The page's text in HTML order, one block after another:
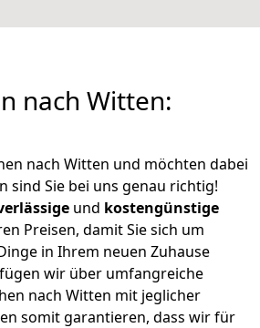
nach Witten:
nach Witten und möchten dabei
sind Sie bei uns genau richtig!
und kostengünstige
Preisen, damit Sie sich um
in Ihrem neuen Zuhause
wir über umfangreiche
nach Witten mit jeglicher
somit garantieren, dass wir für